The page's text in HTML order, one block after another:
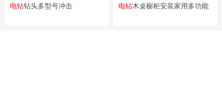
电钻钻头多型号冲击 电钻木桌橱柜安装家用多功能